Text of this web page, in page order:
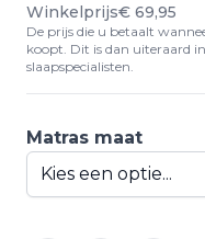
Winkelprijs€ 69,95
De prijs die u betaalt
koopt. Dit is dan uiteraard
slaapspecialisten.
Matras maat